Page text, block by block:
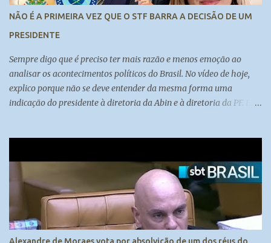
há clima para ordenar sua prisão no momento. Prender Bolsonaro
poderia causar comoção na sociedade, o que vai contra a
manutenção da ordem pública. Os ...
NÃO É A PRIMEIRA VEZ QUE O STF BARRA A DECISÃO DE UM
PRESIDENTE
Sempre digo que é preciso ter mais razão e menos emoção ao
analisar os acontecimentos políticos do Brasil. No vídeo de hoje,
explico porque não se deve entender da mesma forma uma
indicação do presidente à diretoria da Abin e à diretoria da PF. E